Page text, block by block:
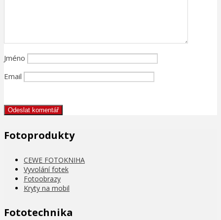
Jméno
Email
Fotoprodukty
CEWE FOTOKNIHA
Vyvolání fotek
Fotoobrazy
Kryty na mobil
Fototechnika